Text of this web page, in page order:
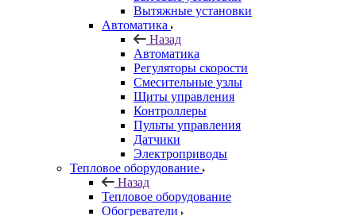
Вытяжные установки
Автоматика
Назад
Автоматика
Регуляторы скорости
Смесительные узлы
Щиты управления
Контроллеры
Пульты управления
Датчики
Электроприводы
Тепловое оборудование
Назад
Тепловое оборудование
Обогреватели